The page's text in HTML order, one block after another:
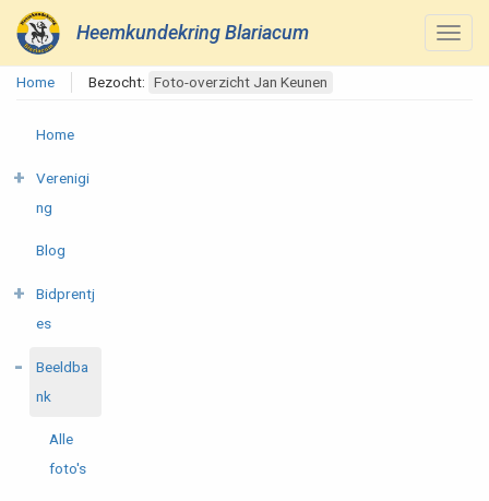
Heemkundekring Blariacum
Home Bezocht: Foto-overzicht Jan Keunen
Home
Verenigi
ng
Blog
Bidprentj
es
Beeldba
nk
Alle
foto's